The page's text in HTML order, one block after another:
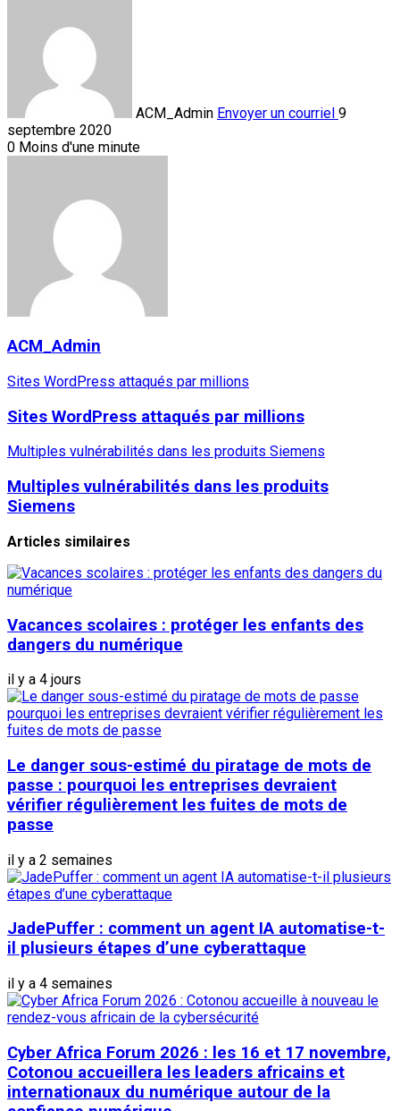
ACM_Admin Envoyer un courriel 9
septembre 2020
0 Moins d'une minute
ACM_Admin
Sites WordPress attaqués par millions
Sites WordPress attaqués par millions
Multiples vulnérabilités dans les produits Siemens
Multiples vulnérabilités dans les produits
Siemens
Articles similaires
Vacances scolaires : protéger les enfants des
dangers du numérique
il y a 4 jours
Le danger sous-estimé du piratage de mots de
passe : pourquoi les entreprises devraient
vérifier régulièrement les fuites de mots de
passe
il y a 2 semaines
JadePuffer : comment un agent IA automatise-t-
il plusieurs étapes d’une cyberattaque
il y a 4 semaines
Cyber Africa Forum 2026 : les 16 et 17 novembre,
Cotonou accueillera les leaders africains et
internationaux du numérique autour de la